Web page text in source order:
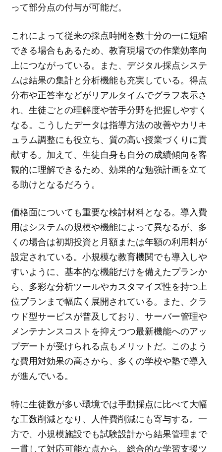
って部分点の付与が可能だ。
これによって従来の採点時間を数十分の一に短縮
できる場合もあるため、教育現場での作業効率向
上につながっている。また、デジタル採点システ
ムは結果の集計と分析機能も充実している。得点
分布や正答率などがリアルタイムでグラフ表示さ
れ、生徒ごとの理解度や苦手分野を把握しやすく
なる。こうしたデータは指導方法の改善やカリキ
ュラム調整にも役立ち、質の高い授業づくりに貢
献する。加えて、生徒自身も自分の成績傾向を客
観的に理解できるため、効果的な勉強計画を立て
る助けとなるだろう。
価格面についても重要な検討材料となる。導入費
用はシステムの規模や機能によって異なるが、多
くの場合は初期投資と月額または年額の利用料が
設定されている。小規模な教育機関でも導入しや
すいように、基本的な機能だけを備えたプランか
ら、多彩な分析ツールやカスタマイズ性を持つ上
位プランまで幅広く展開されている。また、クラ
ウド型サービスが普及しており、サーバー管理や
メンテナンスコストを抑えつつ最新機能へのアッ
プデートが受けられる点もメリットだ。このよう
な費用対効果の高さから、多くの学校や塾で導入
が進んでいる。
特に生徒数が多い環境では手動採点に比べて大幅
な工数削減となり、人件費削減にも寄与する。一
方で、小規模施設でも試験設計から結果管理まで
一貫して対応可能な点から、総合的な学習支援ツ